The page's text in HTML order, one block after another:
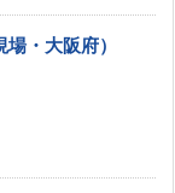
・大阪府）